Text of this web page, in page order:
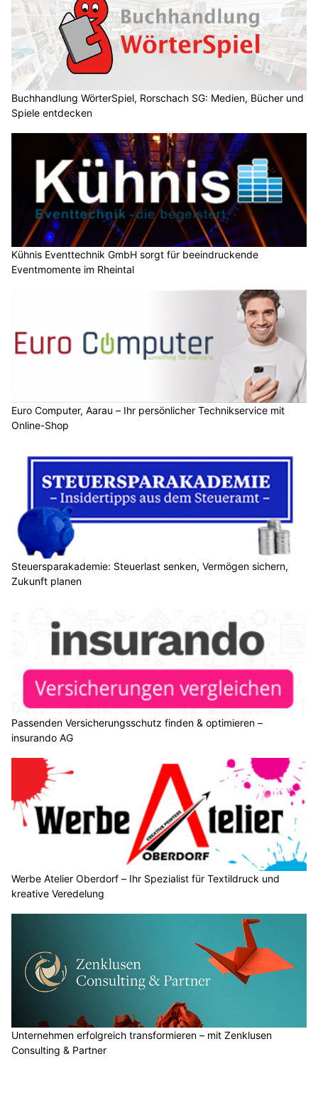
Buchhandlung WörterSpiel, Rorschach SG: Medien, Bücher und
Spiele entdecken
Kühnis Eventtechnik GmbH sorgt für beeindruckende
Eventmomente im Rheintal
Euro Computer, Aarau – Ihr persönlicher Technikservice mit
Online-Shop
Steuersparakademie: Steuerlast senken, Vermögen sichern,
Zukunft planen
Passenden Versicherungsschutz finden & optimieren –
insurando AG
Werbe Atelier Oberdorf – Ihr Spezialist für Textildruck und
kreative Veredelung
Unternehmen erfolgreich transformieren – mit Zenklusen
Consulting & Partner